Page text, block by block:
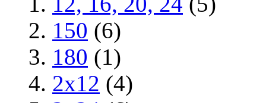
150 (6)
180 (1)
2x12 (4)